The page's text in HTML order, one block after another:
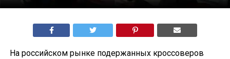
На российском рынке подержанных кроссоверов